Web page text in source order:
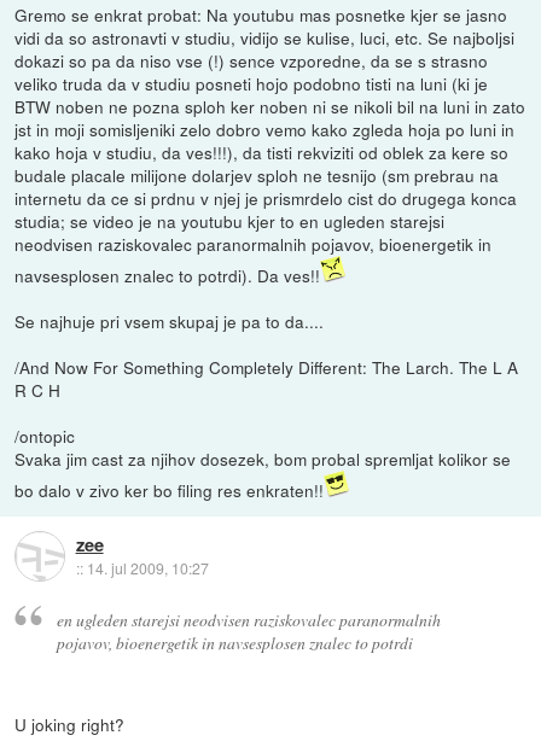
Gremo se enkrat probat: Na youtubu mas posnetke kjer se jasno
vidi da so astronavti v studiu, vidijo se kulise, luci, etc. Se najboljsi
dokazi so pa da niso vse (!) sence vzporedne, da se s strasno
veliko truda da v studiu posneti hojo podobno tisti na luni (ki je
BTW noben ne pozna sploh ker noben ni se nikoli bil na luni in zato
jst in moji somisljeniki zelo dobro vemo kako zgleda hoja po luni in
kako hoja v studiu, da ves!!!), da tisti rekviziti od oblek za kere so
budale placale milijone dolarjev sploh ne tesnijo (sm prebrau na
internetu da ce si prdnu v njej je prismrdelo cist do drugega konca
studia; se video je na youtubu kjer to en ugleden starejsi
neodvisen raziskovalec paranormalnih pojavov, bioenergetik in
navsesplosen znalec to potrdi). Da ves!!
Se najhuje pri vsem skupaj je pa to da....
/And Now For Something Completely Different: The Larch. The L A
R C H
/ontopic
Svaka jim cast za njihov dosezek, bom probal spremljat kolikor se
bo dalo v zivo ker bo filing res enkraten!!
zee
:: 14. jul 2009, 10:27
en ugleden starejsi neodvisen raziskovalec paranormalnih
pojavov, bioenergetik in navsesplosen znalec to potrdi
U joking right?